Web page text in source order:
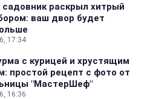
раскрыл хитрый
ваш двор будет
17:34
с курицей и хрустящим
простой рецепт с фото от
"МастерШеф"
16:36